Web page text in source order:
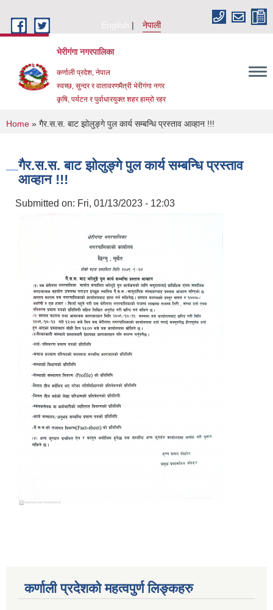
English
नेपाली
भेरीगंगा नगरपालिका
कर्णाली प्रदेश, नेपाल
स्वच्छ, सुन्दर र वातावरणमैत्री भेरीगंगा नगर
कृषि, पर्यटन र पुर्वाधारयुक्त शहर हाम्रो रहर
You are here
Home » गैर.स.स. बाट झोलुङ्गे पुल कार्य सम्बन्धि प्रस्ताव आव्हान !!!
गैर.स.स. बाट झोलुङ्गे पुल कार्य सम्बन्धि प्रस्ताव
आव्हान !!!
Submitted on: Fri, 01/13/2023 - 12:03
कर्णाली प्रदेशको महत्वपुर्ण लिङ्कहरु